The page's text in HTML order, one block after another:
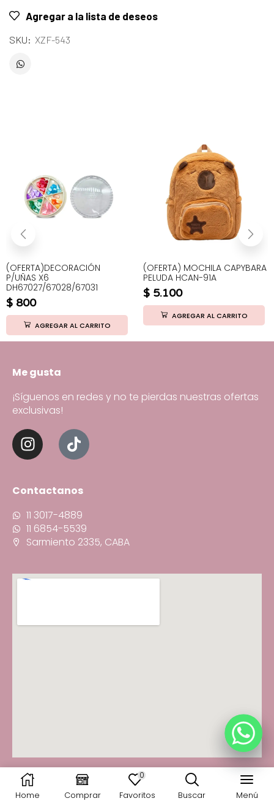
Agregar a la lista de deseos
SKU: XZF-543
(OFERTA)DECORACIÓN
P/UÑAS X6
DH67027/67028/67031
$ 800
AGREGAR AL CARRITO
(OFERTA) MOCHILA CAPYBARA
PELUDA HCAN-91A
$ 5.100
AGREGAR AL CARRITO
Home Comprar
0
Favoritos
Buscar Menú
Me gusta
¡Síguenos en redes y no te pierdas nuestras ofertas
exclusivas!
Contactanos
11 3017-4889
11 6854-5539
Sarmiento 2335, CABA
© 2025 Fancy You · Todos los derechos reservados